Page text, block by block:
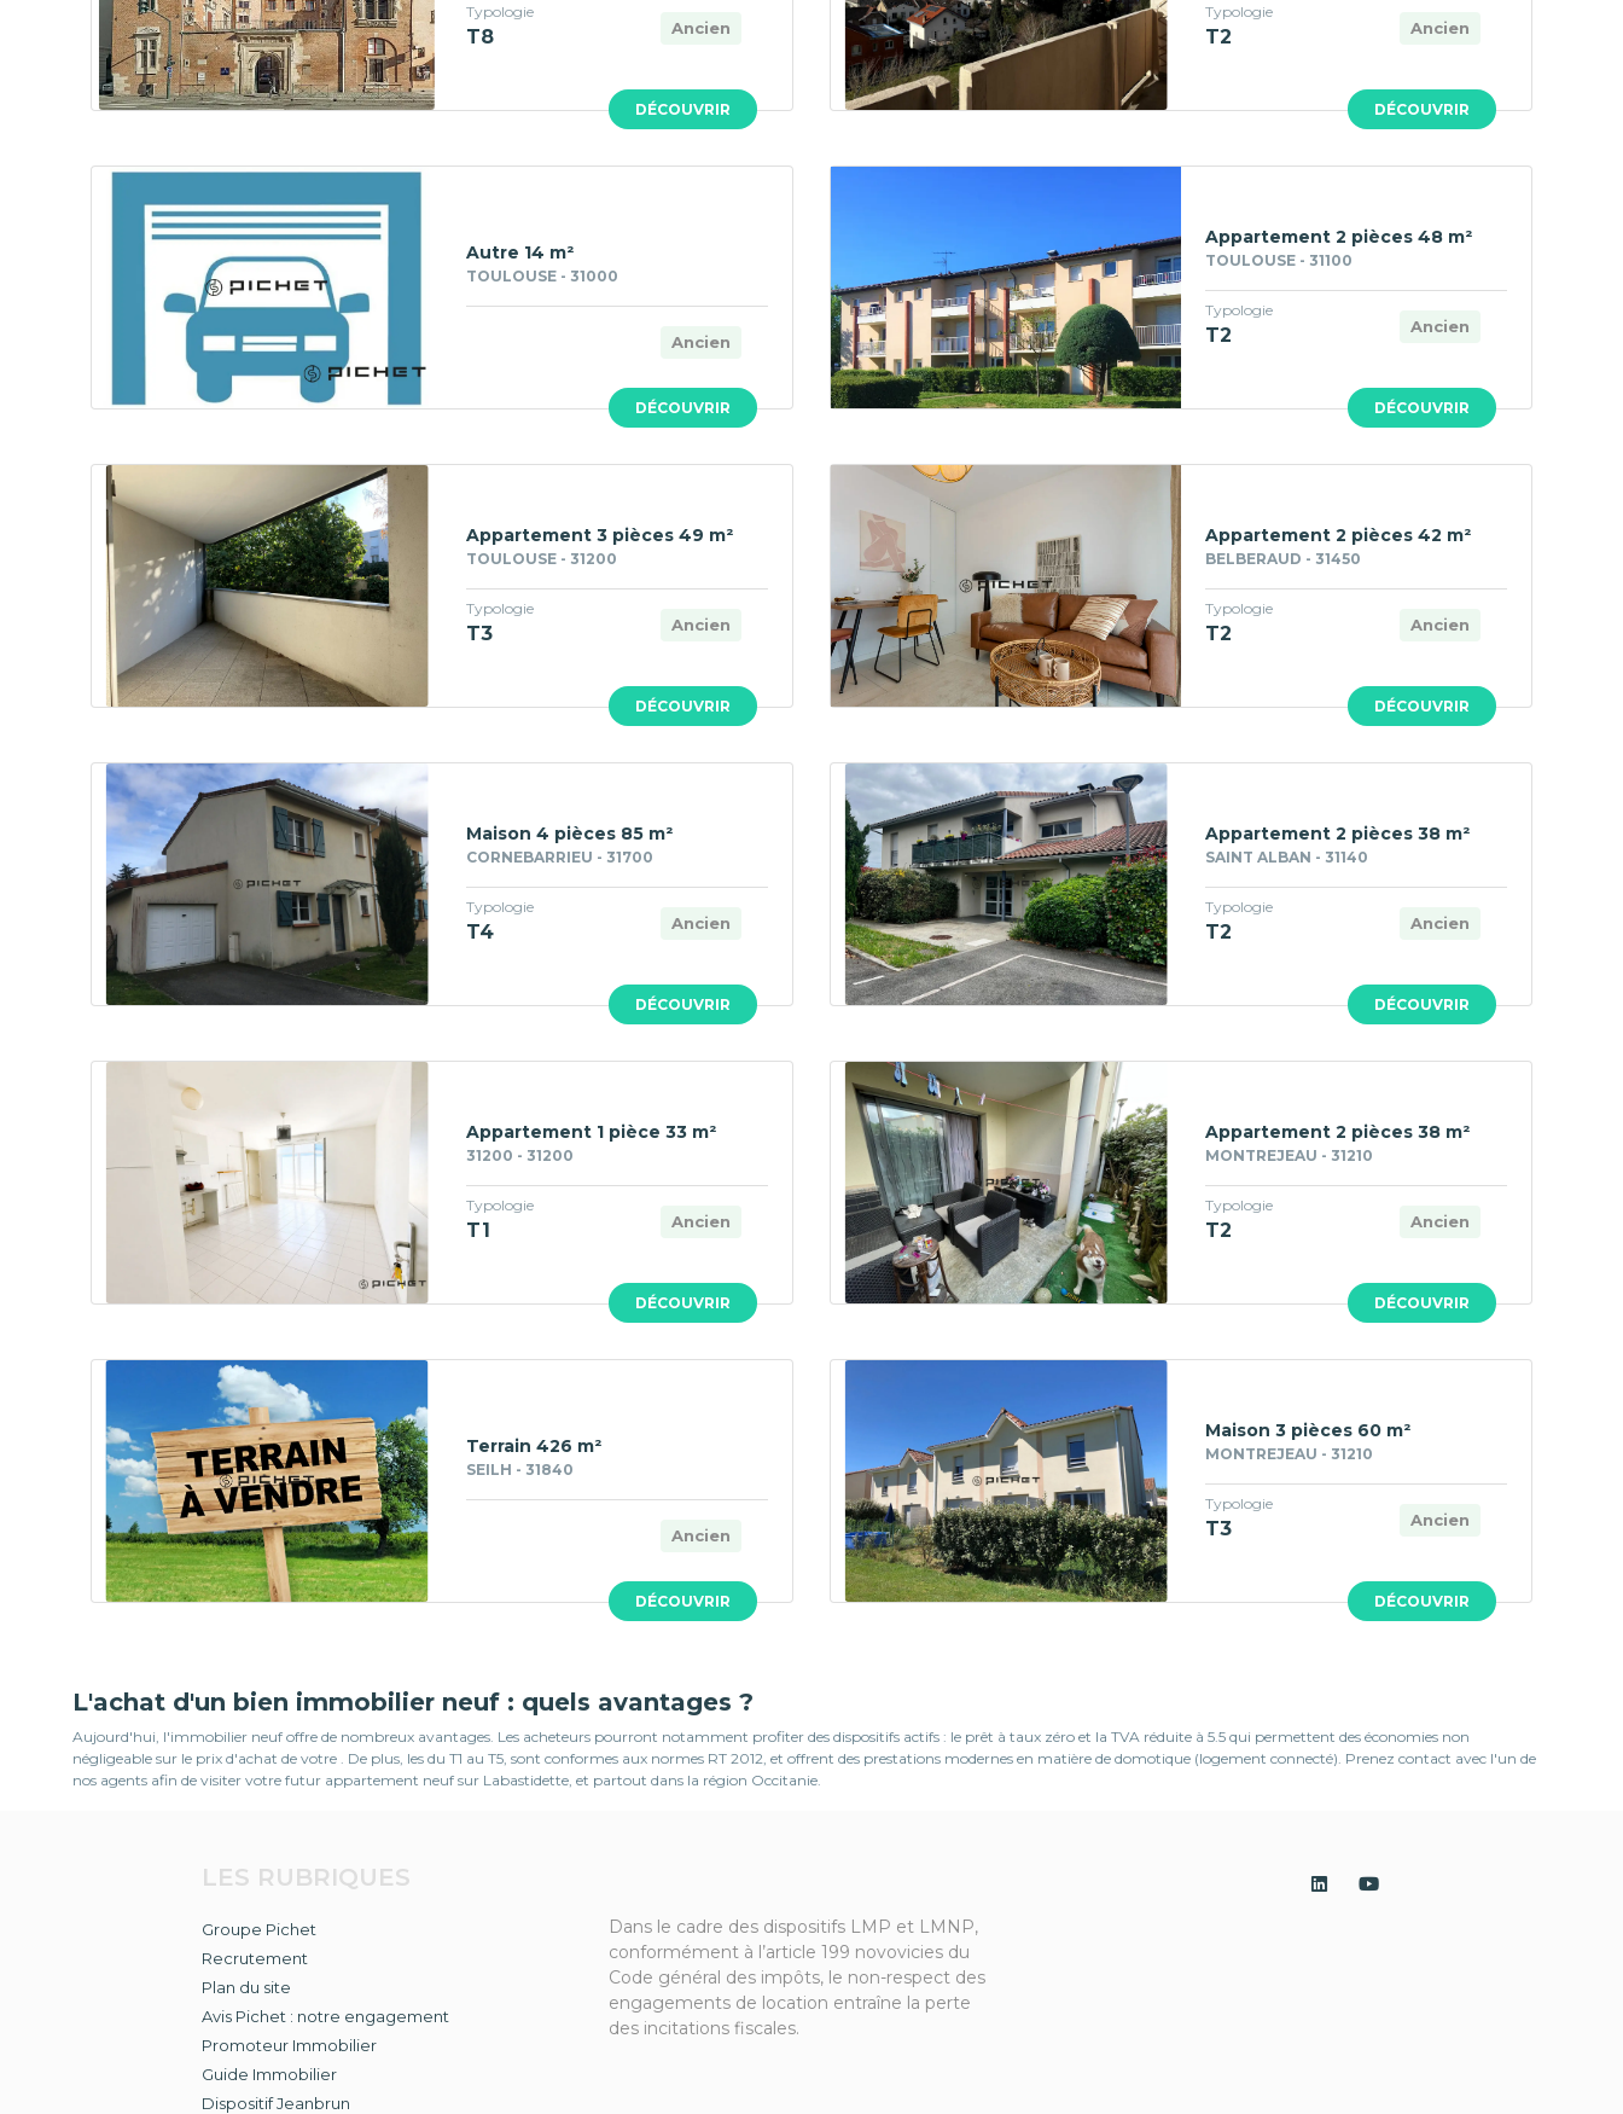
DÉCOUVRIR
Ancien
Typologie
T8
DÉCOUVRIR
Ancien
Typologie
T2
DÉCOUVRIR
Autre 14 m²
TOULOUSE - 31000
Ancien
DÉCOUVRIR
Appartement 2 pièces 48 m²
TOULOUSE - 31100
Ancien
Typologie
T2
DÉCOUVRIR
Appartement 3 pièces 49 m²
TOULOUSE - 31200
Ancien
Typologie
T3
DÉCOUVRIR
Appartement 2 pièces 42 m²
BELBERAUD - 31450
Ancien
Typologie
T2
DÉCOUVRIR
Maison 4 pièces 85 m²
CORNEBARRIEU - 31700
Ancien
Typologie
T4
DÉCOUVRIR
Appartement 2 pièces 38 m²
SAINT ALBAN - 31140
Ancien
Typologie
T2
DÉCOUVRIR
Appartement 1 pièce 33 m²
31200 - 31200
Ancien
Typologie
T1
DÉCOUVRIR
Appartement 2 pièces 38 m²
MONTREJEAU - 31210
Ancien
Typologie
T2
DÉCOUVRIR
Terrain 426 m²
SEILH - 31840
Ancien
DÉCOUVRIR
Maison 3 pièces 60 m²
MONTREJEAU - 31210
Ancien
Typologie
T3
L'achat d'un bien immobilier neuf : quels avantages ?
Aujourd'hui, l'immobilier neuf offre de nombreux avantages. Les acheteurs pourront notamment profiter des dispositifs actifs : le prêt à taux zéro et la TVA réduite à 5.5 qui permettent des économies non
négligeable sur le prix d'achat de votre . De plus, les du T1 au T5, sont conformes aux normes RT 2012, et offrent des prestations modernes en matière de domotique (logement connecté). Prenez contact avec l'un de
nos agents afin de visiter votre futur appartement neuf sur Labastidette, et partout dans la région Occitanie.
LES RUBRIQUES
Groupe Pichet
Recrutement
Plan du site
Avis Pichet : notre engagement
Promoteur Immobilier
Guide Immobilier
Dispositif Jeanbrun
Dans le cadre des dispositifs LMP et LMNP,
conformément à l’article 199 novovicies du
Code général des impôts, le non-respect des
engagements de location entraîne la perte
des incitations fiscales.